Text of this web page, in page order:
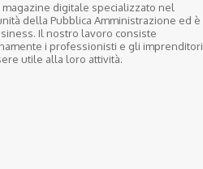
digitale specializzato nel
della Pubblica Amministrazione ed è
Il nostro lavoro consiste
i professionisti e gli imprenditori
utile alla loro attività.